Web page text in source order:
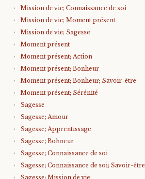
Mission de vie; Connaissance de soi
Mission de vie; Moment présent
Mission de vie; Sagesse
Moment présent
Moment présent; Action
Moment présent; Bonheur
Moment présent; Bonheur; Savoir-être
Moment présent; Sérénité
Sagesse
Sagesse; Amour
Sagesse; Apprentissage
Sagesse; Bohneur
Sagesse; Connaissance de soi
Sagesse; Connaissance de soi; Savoir-être
Sagesse; Mission de vie